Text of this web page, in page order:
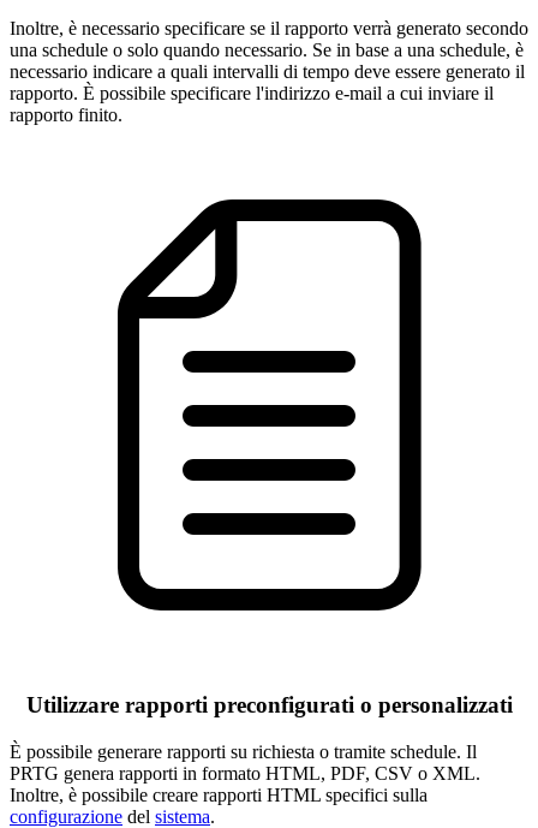
Inoltre, è necessario specificare se il rapporto verrà generato secondo
una schedule o solo quando necessario. Se in base a una schedule, è
necessario indicare a quali intervalli di tempo deve essere generato il
rapporto. È possibile specificare l'indirizzo e-mail a cui inviare il
rapporto finito.
Utilizzare rapporti preconfigurati o personalizzati
È possibile generare rapporti su richiesta o tramite schedule. Il
PRTG genera rapporti in formato HTML, PDF, CSV o XML.
Inoltre, è possibile creare rapporti HTML specifici sulla
configurazione del sistema.